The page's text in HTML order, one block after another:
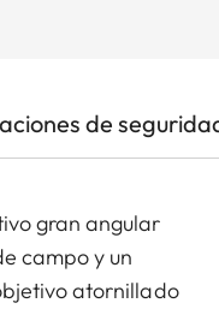
de
gran angular
campo y un
atornillado